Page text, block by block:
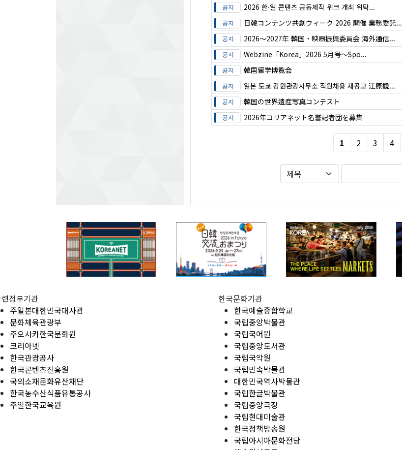
2026 한·일 콘텐츠 공동제작 위크 개최 위탁...
日韓コンテンツ共創ウィーク 2026 開催 業務委託...
2026〜2027年 韓国・映画振興委員会 海外通信...
Webzine「Korea」2026 5月号～Spo...
韓国留学博覧会
일본 도쿄 강원관광사무소 직원채용 재공고 江原観...
韓国の世界遺産写真コンテスト
2026年コリアネット名誉記者団を募集
1 2 3 4
정부기관
주일본대한민국대사관
문화체육관광부
주오사카한국문화원
코리아넷
한국관광공사
한국콘텐츠진흥원
국외소재문화유산재단
한국농수산식품유통공사
주일한국교육원
한국문화기관
한국예술종합학교
국립중앙박물관
국립국어원
국립중앙도서관
국립국악원
국립민속박물관
대한민국역사박물관
국립한글박물관
국립중앙극장
국립현대미술관
한국정책방송원
국립아시아문화전당